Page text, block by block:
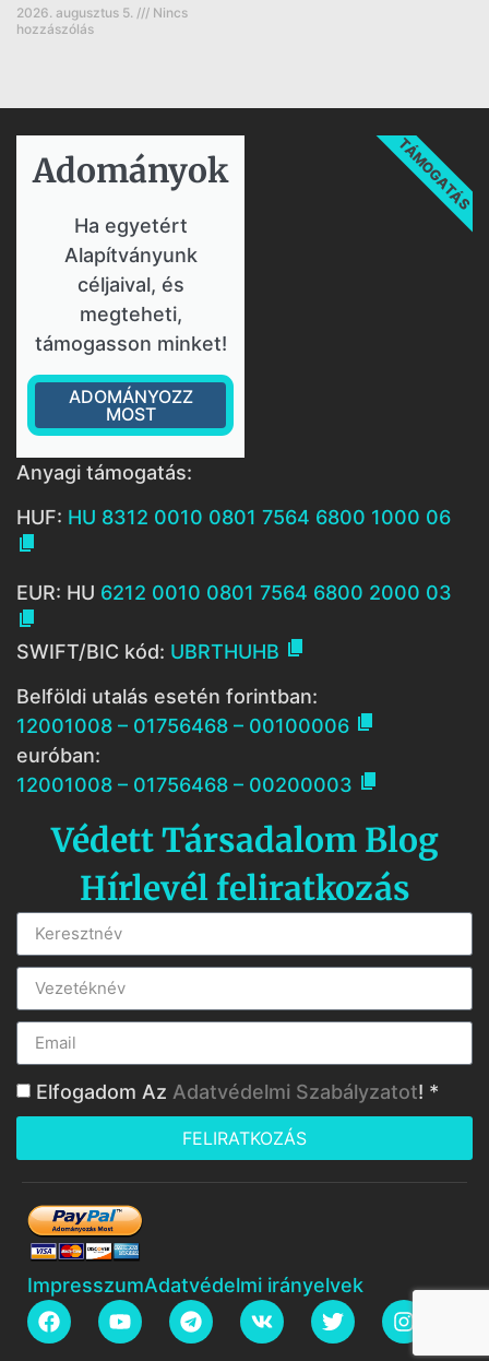
2026. augusztus 5.
Nincs
hozzászólás
Adományok​
Ha egyetért
Alapítványunk
céljaival, és
megteheti,
támogasson minket!
ADOMÁNYOZZ
MOST
TÁMOGATÁS
Anyagi támogatás:
HUF: HU 8312 0010 0801 7564 6800 1000 06

EUR: HU 6212 0010 0801 7564 6800 2000 03

SWIFT/BIC kód: UBRTHUHB 
Belföldi utalás esetén forintban:
12001008 – 01756468 – 00100006 
euróban:
12001008 – 01756468 – 00200003 
Védett Társadalom Blog
Hírlevél feliratkozás
Elfogadom Az Adatvédelmi Szabályzatot! *
FELIRATKOZÁS
ImpresszumAdatvédelmi irányelvek